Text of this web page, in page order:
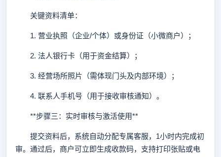
关键资料清单：
1. 营业执照（企业/个体）或身份证（小微商户）；
2. 法人银行卡（用于资金结算）；
3. 经营场所照片（需体现门头及内部环境）；
4. 联系人手机号（用于接收审核通知）。
**步骤三：实时审核与激活使用**
提交资料后，系统自动分配专属客服，1小时内完成初
审。通过后，商户可立即生成收款码，支持打印张贴或电